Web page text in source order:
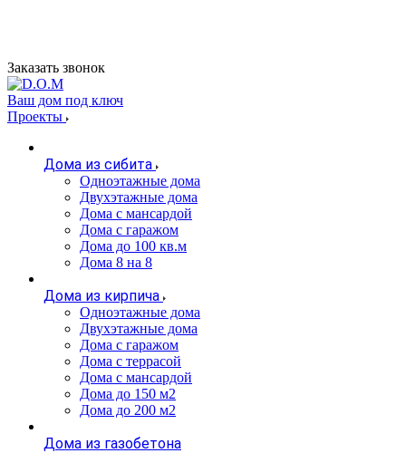
Заказать звонок
Ваш дом под ключ
Проекты
Дома из сибита
Одноэтажные дома
Двухэтажные дома
Дома с мансардой
Дома с гаражом
Дома до 100 кв.м
Дома 8 на 8
Дома из кирпича
Одноэтажные дома
Двухэтажные дома
Дома с гаражом
Дома с террасой
Дома с мансардой
Дома до 150 м2
Дома до 200 м2
Дома из газобетона